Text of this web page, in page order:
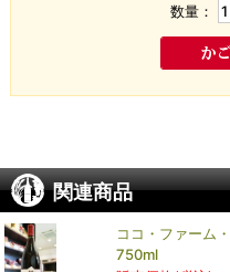
数量：
関連商品
ココ・ファー
750ml